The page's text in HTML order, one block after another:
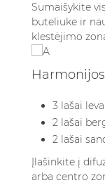
Sumaišykite
buteliuke ir
klestėjimo
3 lašai
2 lašai
2 lašai
Įlašinkite į
arba centro